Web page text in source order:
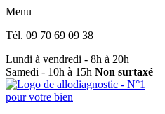
Menu
Tél. 09 70 69 09 38
Lundi à vendredi - 8h à 20h
Samedi - 10h à 15h Non surtaxé